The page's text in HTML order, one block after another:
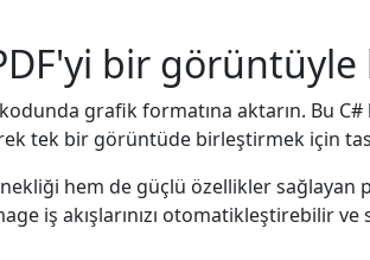
bir
grafik formatına aktarın. Bu C#
tek bir görüntüde birleştirmek için
hem de güçlü özellikler
iş akışlarınızı otomatikleştirebilir ve